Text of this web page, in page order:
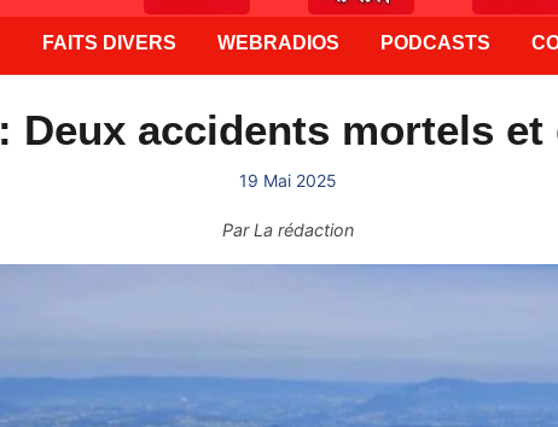
FAITS DIVERS WEBRADIOS PODCASTS
Deux accidents mortels et
19 Mai 2025
ParLa rédaction